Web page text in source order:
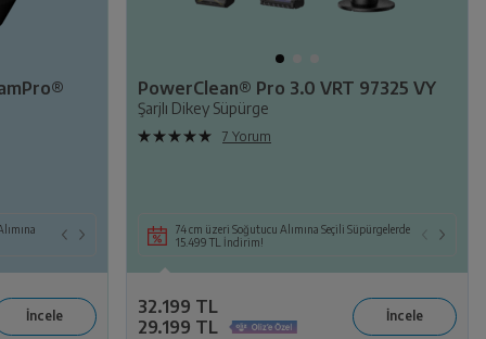
Seçili Beyaz Eşya veya TV ile Birlikte Seçili KEA ya
da Süpürge Alımına 14.109 TL İndirim!
PowerClean® Pro 3.0 VRT 97325 VY
Şarjlı Dikey Süpürge
7 Yorum
74 cm üzeri Soğutucu Alımına Seçili Süpürgelerde
15.499 TL İndirim!
32.199 TL
29.199 TL